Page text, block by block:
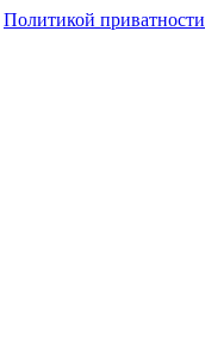
Политикой приватности